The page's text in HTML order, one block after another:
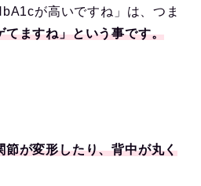
が高いですね」は、つま
てますね」という事です。
節が変形したり、背中が丸く